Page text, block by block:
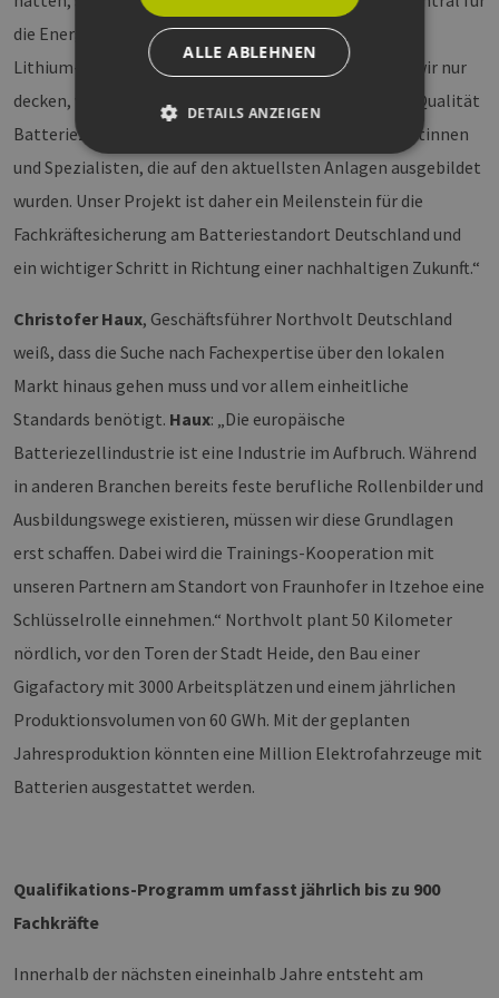
die Energiewende. Dafür brauchen wir leistungsfähige
Lithium-Ionen-Batterien. Und diesen Bedarf können wir nur
decken, wenn wir schnell, wirtschaftlich und in hoher Qualität
Batteriezellen produzieren. Das können nur Spezialistinnen
und Spezialisten, die auf den aktuellsten Anlagen ausgebildet
wurden. Unser Projekt ist daher ein Meilenstein für die
Fachkräftesicherung am Batteriestandort Deutschland und
ein wichtiger Schritt in Richtung einer nachhaltigen Zukunft.“
Christofer Haux, Geschäftsführer Northvolt Deutschland
weiß, dass die Suche nach Fachexpertise über den lokalen
Markt hinaus gehen muss und vor allem einheitliche
Standards benötigt. Haux: „Die europäische
Batteriezellindustrie ist eine Industrie im Aufbruch. Während
in anderen Branchen bereits feste berufliche Rollenbilder und
Ausbildungswege existieren, müssen wir diese Grundlagen
erst schaffen. Dabei wird die Trainings-Kooperation mit
unseren Partnern am Standort von Fraunhofer in Itzehoe eine
Schlüsselrolle einnehmen.“ Northvolt plant 50 Kilometer
nördlich, vor den Toren der Stadt Heide, den Bau einer
Gigafactory mit 3000 Arbeitsplätzen und einem jährlichen
Produktionsvolumen von 60 GWh. Mit der geplanten
Jahresproduktion könnten eine Million Elektrofahrzeuge mit
Batterien ausgestattet werden.
Qualifikations-Programm umfasst jährlich bis zu 900
Fachkräfte
Innerhalb der nächsten eineinhalb Jahre entsteht am
ALLE ABLEHNEN
DETAILS ANZEIGEN
Unbedingt erforderlich
Performance
Targeting
Funktionalität
Unbedingt erforderliche Cookies ermöglichen
Ohne die unbedingt erforderlichen Cookies
verwendet werden.
Provider /
Domäne
PHPSESSID
PHP.net
www.erneuerbare-
hamburg.de
Sitzung
csrf_https-
www.erneuerbare-
Sitzung
Google Privacy Policy